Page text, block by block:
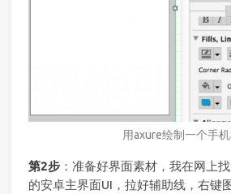
用axure绘制一个手
第2步 ：准备好界面素材，我在网上
的安卓主界面UI，拉好辅助线，右键